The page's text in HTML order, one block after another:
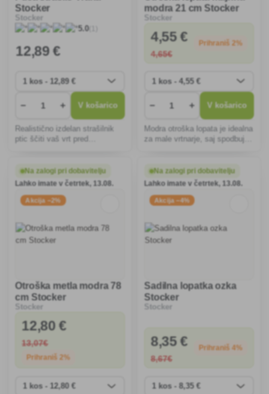
Stocker
Stocker
5.0(1)
12,89 €
− + V košarico
Realistično izdelan strašilnik
ptic ščiti vaš vrt pred
za premikanje in namestitev,
učinkovito odganja ptice brez
modra 21 cm Stocker
Stocker
4,55 €
4,65€
Prihraniš 2%
− + V košarico
Modra otroška lopata je idealna
za male vrtnarje, saj spodbuja
materiali zagotavljajo udobno in
varno uporabo.
Na zalogi pri dobavitelju
Lahko imate v četrtek, 13.08.
Akcija −2%
Otroška metla modra 78
cm Stocker
Stocker
12,80 €
13,07€
Prihraniš 2%
Na zalogi pri dobavitelju
Lahko imate v četrtek, 13.08.
Akcija −4%
Sadilna lopatka ozka
Stocker
Stocker
8,35 €
8,67€
Prihraniš 4%